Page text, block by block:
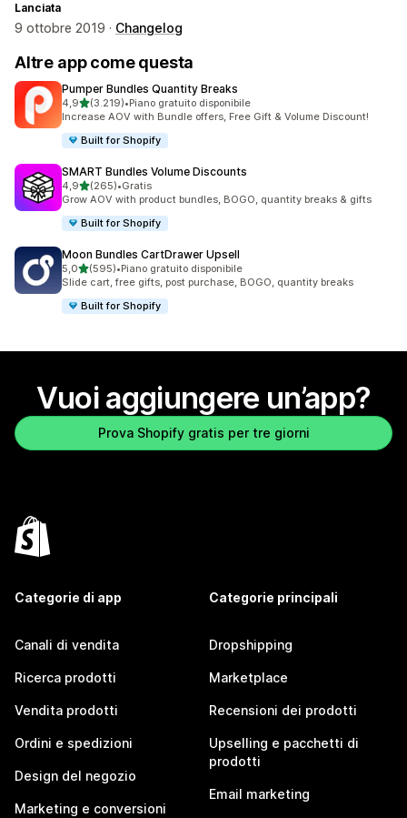
Lanciata
9 ottobre 2019 · Changelog
Altre app come questa
Pumper Bundles Quantity Breaks
4,9stelle su 5
(3.219)
3219 recensioni totali
•Piano gratuito disponibile
Increase AOV with Bundle offers, Free Gift & Volume Discount!
Built for Shopify
SMART Bundles Volume Discounts
4,9stelle su 5
(265)
265 recensioni totali
•Gratis
Grow AOV with product bundles, BOGO, quantity breaks & gifts
Built for Shopify
Moon Bundles CartDrawer Upsell
5,0stelle su 5
(595)
595 recensioni totali
•Piano gratuito disponibile
Slide cart, free gifts, post purchase, BOGO, quantity breaks
Built for Shopify
Vuoi aggiungere un’app?
Prova Shopify gratis per tre giorni
Categorie di app
Canali di vendita
Ricerca prodotti
Vendita prodotti
Ordini e spedizioni
Design del negozio
Marketing e conversioni
Categorie principali
Dropshipping
Marketplace
Recensioni dei prodotti
Upselling e pacchetti di
prodotti
Email marketing